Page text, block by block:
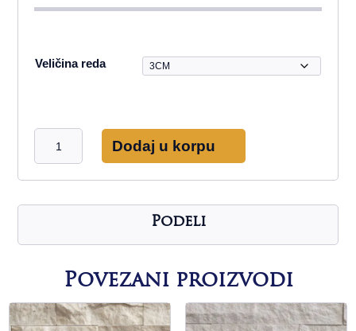
Veličina reda
štanglice
Dodaj u korpu
Podeli
Povezani proizvodi